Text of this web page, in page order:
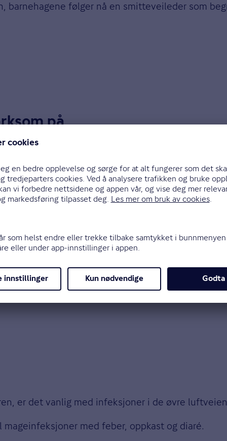
barnehagene følger nå en smitteveileder som
på
så vanlig.
skal du være oppmerksom, ifølge Chaudhary.
sier legen, og fortsetter:
de har feber over 38 grader. Hvis du mistenker
er det vanlig med infeksjoner i de øvre
med feber, oppkast og diaré.